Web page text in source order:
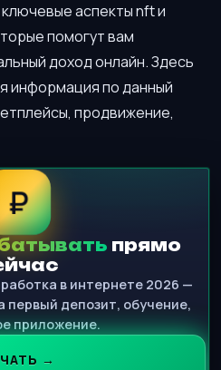
аспекты nft и
помогут вам
доход онлайн. Здесь
информация по данный
продвижение,
₽
прямо
в интернете 2026 —
первый депозит, обучение,
приложение.
→